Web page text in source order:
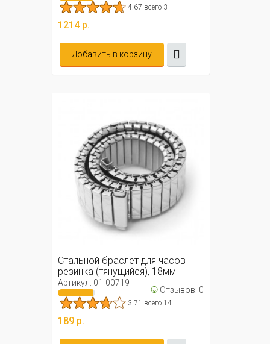
4.67 всего 3
1214 р.
Добавить в корзину
Стальной браслет для часов
резинка (тянущийся), 18мм
Артикул: 01-00719 ☺ Отзывов: 0
3.71 всего 14
189 р.